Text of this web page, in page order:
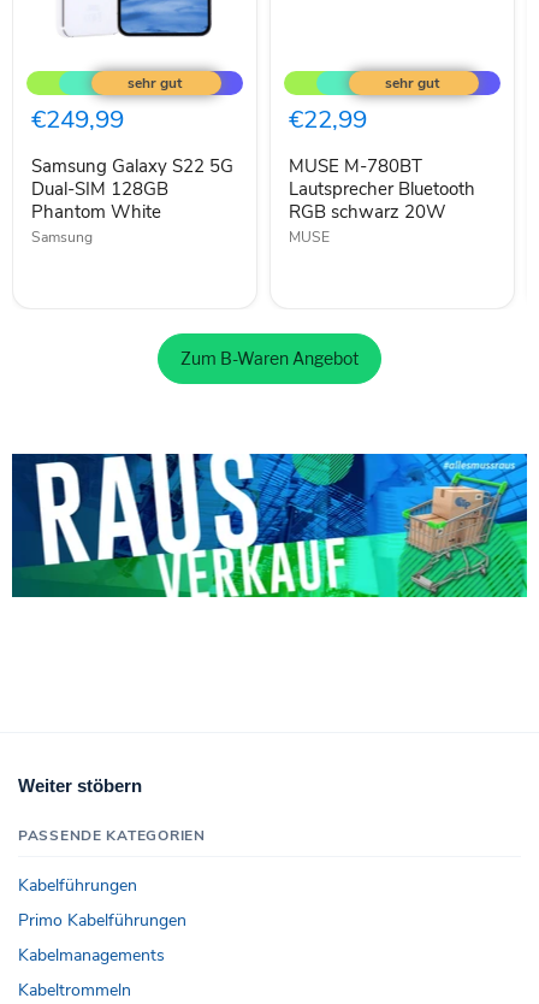
Galaxy
S22
5G
Dual-
128GB
Phantom
White
€249,99
Samsung Galaxy S22 5G
Dual-SIM 128GB
Phantom White
Samsung
M-
780BT
Lautsprecher
Bluetooth
schwarz
20W
€22,99
MUSE M-780BT
Lautsprecher Bluetooth
RGB schwarz 20W
MUSE
Zum B-Waren Angebot
Weiter stöbern
PASSENDE KATEGORIEN
Kabelführungen
Primo Kabelführungen
Kabelmanagements
Kabeltrommeln